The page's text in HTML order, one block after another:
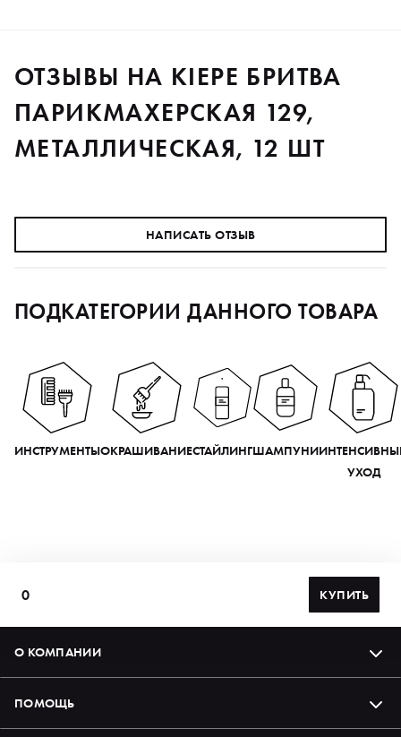
ОТЗЫВЫ НА KIEPE БРИТВА
ПАРИКМАХЕРСКАЯ 129,
МЕТАЛЛИЧЕСКАЯ, 12 ШТ
НАПИСАТЬ ОТЗЫВ
ПОДКАТЕГОРИИ ДАННОГО ТОВАРА
ИНСТРУМЕНТЫОКРАШИВАНИЕСТАЙЛИНГШАМПУНИ
УХОД
0 КУПИТЬ
О КОМПАНИИ
ПОМОЩЬ